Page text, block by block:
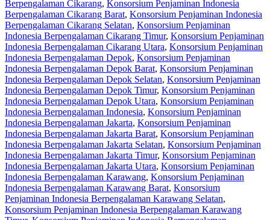
Berpengalaman Cikarang, Konsorsium Penjaminan Indonesia
Berpengalaman Cikarang Barat, Konsorsium Penjaminan Indonesia
Berpengalaman Cikarang Selatan, Konsorsium Penjaminan
Indonesia Berpengalaman Cikarang Timur, Konsorsium Penjaminan
Indonesia Berpengalaman Cikarang Utara, Konsorsium Penjaminan
Indonesia Berpengalaman Depok, Konsorsium Penjaminan
Indonesia Berpengalaman Depok Barat, Konsorsium Penjaminan
Indonesia Berpengalaman Depok Selatan, Konsorsium Penjaminan
Indonesia Berpengalaman Depok Timur, Konsorsium Penjaminan
Indonesia Berpengalaman Depok Utara, Konsorsium Penjaminan
Indonesia Berpengalaman Indonesia, Konsorsium Penjaminan
Indonesia Berpengalaman Jakarta, Konsorsium Penjaminan
Indonesia Berpengalaman Jakarta Barat, Konsorsium Penjaminan
Indonesia Berpengalaman Jakarta Selatan, Konsorsium Penjaminan
Indonesia Berpengalaman Jakarta Timur, Konsorsium Penjaminan
Indonesia Berpengalaman Jakarta Utara, Konsorsium Penjaminan
Indonesia Berpengalaman Karawang, Konsorsium Penjaminan
Indonesia Berpengalaman Karawang Barat, Konsorsium
Penjaminan Indonesia Berpengalaman Karawang Selatan,
Konsorsium Penjaminan Indonesia Berpengalaman Karawang